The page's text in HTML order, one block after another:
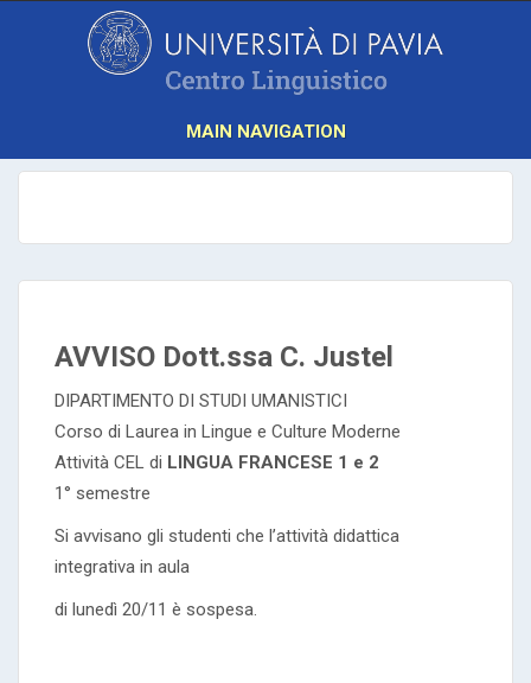
MAIN NAVIGATION
AVVISO Dott.ssa C. Justel
DIPARTIMENTO DI STUDI UMANISTICI
Corso di Laurea in Lingue e Culture Moderne
Attività CEL di LINGUA FRANCESE 1 e 2
1° semestre
Si avvisano gli studenti che l’attività didattica
integrativa in aula
di lunedì 20/11 è sospesa.